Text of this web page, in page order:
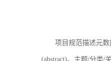
项目规范描述元
(abstract)、主题/分类/